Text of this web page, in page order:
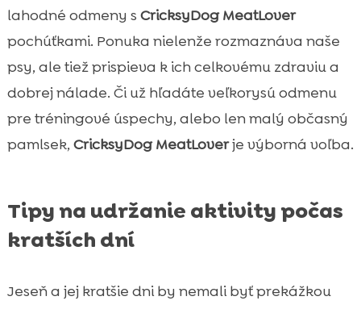
lahodné odmeny s CricksyDog MeatLover
pochúťkami. Ponuka nielenže rozmaznáva naše
psy, ale tiež prispieva k ich celkovému zdraviu a
dobrej nálade. Či už hľadáte veľkorysú odmenu
pre tréningové úspechy, alebo len malý občasný
pamlsek, CricksyDog MeatLoverje výborná voľba.
Tipy na udržanie aktivity počas
kratších dní
Jeseň a jej kratšie dni by nemali byť prekážkou